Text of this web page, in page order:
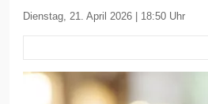
Dienstag, 21. April 2026 | 18:50 Uhr